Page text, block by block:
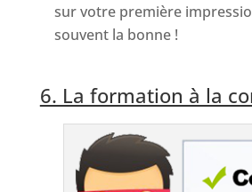
sur votre première
souvent la bonne !
6. La formation à la